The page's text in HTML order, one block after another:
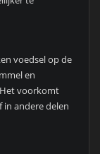
voedsel op de
en
voorkomt
andere delen